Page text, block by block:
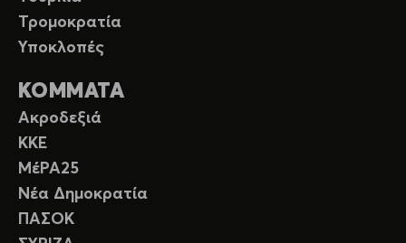
Τρομοκρατία
Υποκλοπές
ΚΟΜΜΑΤΑ
Ακροδεξιά
ΚΚΕ
ΜέΡΑ25
Νέα Δημοκρατία
ΠΑΣΟΚ